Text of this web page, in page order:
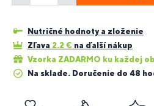
Nutričné hodnoty a zloženie
Zľava 2.2 € na ďalší nákup
Vzorka ZADARMO ku každej
Na sklade. Doručenie do 48